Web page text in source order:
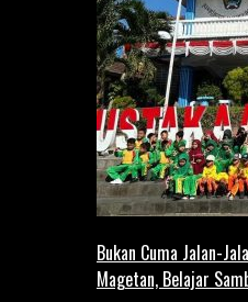
Bukan Cuma Jalan-
Magetan, Belajar